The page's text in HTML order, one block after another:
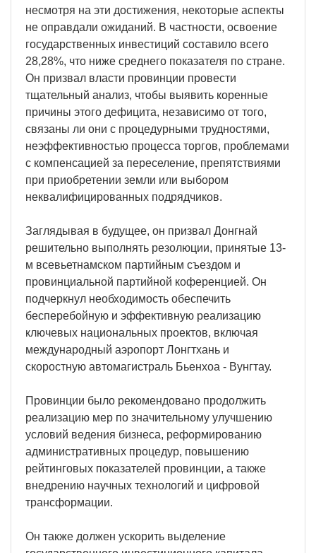
несмотря на эти достижения, некоторые аспекты
не оправдали ожиданий. В частности, освоение
государственных инвестиций составило всего
28,28%, что ниже среднего показателя по стране.
Он призвал власти провинции провести
тщательный анализ, чтобы выявить коренные
причины этого дефицита, независимо от того,
связаны ли они с процедурными трудностями,
неэффективностью процесса торгов, проблемами
с компенсацией за переселение, препятствиями
при приобретении земли или выбором
неквалифицированных подрядчиков.
Заглядывая в будущее, он призвал Донгнай
решительно выполнять резолюции, принятые 13-
м всевьетнамском партийным съездом и
провинциальной партийной коференцией. Он
подчеркнул необходимость обеспечить
бесперебойную и эффективную реализацию
ключевых национальных проектов, включая
международный аэропорт Лонгтхань и
скоростную автомагистраль Бьенхоа - Вунгтау.
Провинции было рекомендовано продолжить
реализацию мер по значительному улучшению
условий ведения бизнеса, реформированию
административных процедур, повышению
рейтинговых показателей провинции, а также
внедрению научных технологий и цифровой
трансформации.
Он также должен ускорить выделение